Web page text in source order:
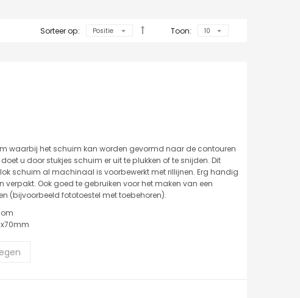
Sorteer op: Toon:
waarbij het schuim kan worden gevormd naar de contouren
u door stukjes schuim er uit te plukken of te snijden. Dit
schuim al machinaal is voorbewerkt met rillijnen. Erg handig
verpakt. Ook goed te gebruiken voor het maken van een
(bijvoorbeeld fototoestel met toebehoren).